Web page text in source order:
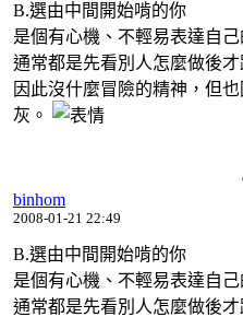
B.選由中間開始啃的你
是個有心機、不輕易表達自己
通常都是先看別人怎麼做後才
因此沒什麼冒險的精神，但
灰。
binhom
2008-01-21 22:49
B.選由中間開始啃的你
是個有心機、不輕易表達自己
通常都是先看別人怎麼做後才